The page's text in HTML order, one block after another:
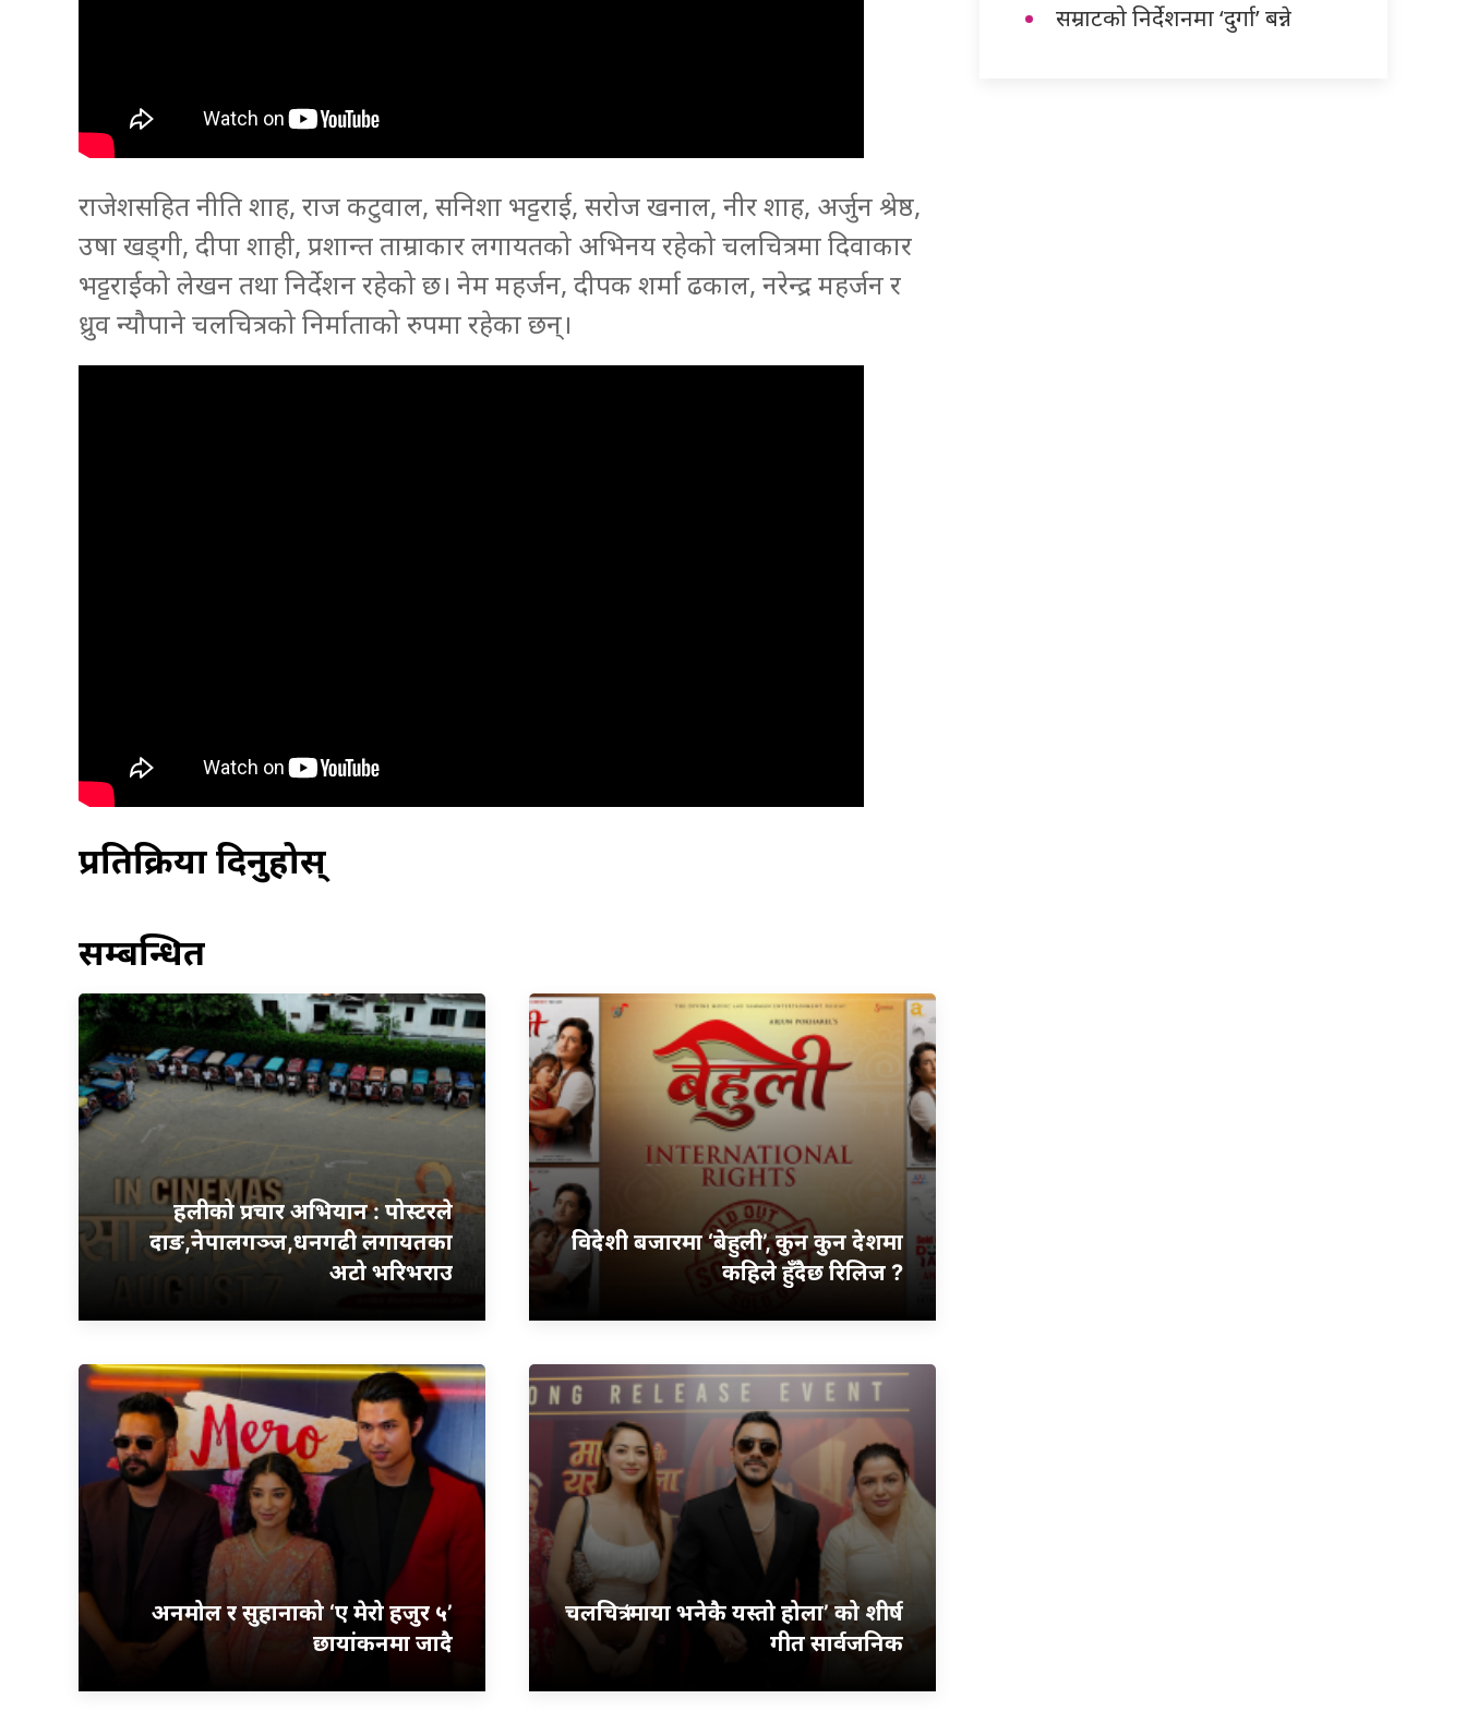
राजेशसहित नीति शाह, राज कटुवाल, सनिशा भट्टराई, सरोज खनाल, नीर शाह, अर्जुन श्रेष्ठ,
उषा खड्गी, दीपा शाही, प्रशान्त ताम्राकार लगायतको अभिनय रहेको चलचित्रमा दिवाकार
भट्टराईको लेखन तथा निर्देशन रहेको छ। नेम महर्जन, दीपक शर्मा ढकाल, नरेन्द्र महर्जन र
ध्रुव न्यौपाने चलचित्रको निर्माताको रुपमा रहेका छन्।
प्रतिक्रिया दिनुहोस्
सम्बन्धित
हलीको प्रचार अभियान : पोस्टरले
दाङ,नेपालगञ्ज,धनगढी लगायतका
अटो भरिभराउ
विदेशी बजारमा ‘बेहुली’, कुन कुन देशमा
कहिले हुँदैछ रिलिज ?
अनमोल र सुहानाको ‘ए मेरो हजुर ५’
छायांकनमा जादै
चलचित्र ‘माया भनेकै यस्तो होला’ को शीर्ष
गीत सार्वजनिक
सम्राटको निर्देशनमा ‘दुर्गा’ बन्ने